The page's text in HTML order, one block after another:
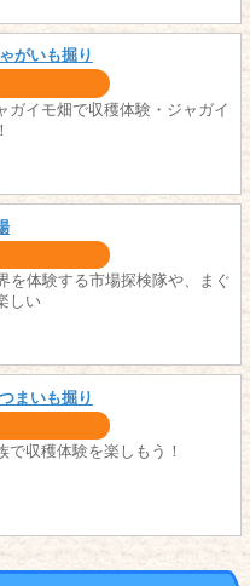
がいも掘り
ガイモ畑で収穫体験・ジャガイ
を体験する市場探検隊や、まぐ
しい
まいも掘り
で収穫体験を楽しもう！